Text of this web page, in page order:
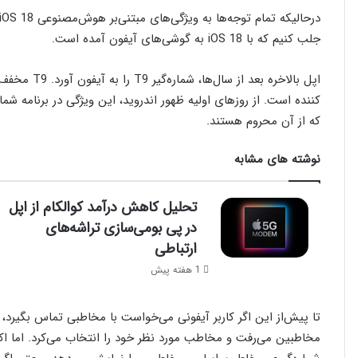
درحالیکه تمام توجه‌ها به ویژگی‌های مبتنی‌بر هوش‌مصنوعی iOS 18
جلب کنیم که با iOS 18 به گوشی‌های آیفون آمده است.
کننده است. از روزهای اولیه ظهور اندروید، این ویژگی در برنامه
که از آن محروم هستند.
نوشته های مشابه
تحلیل کاهش درآمد کوالکام از اپل
در پی بومی‌سازی تراشه‌های
ارتباطی
1 هفته پیش
تا پیش‌از این اگر کاربر آیفونی می‌خواست با مخاطبی تماس
مخاطبین می‌رفت و مخاطب مورد نظر خود را انتخاب می‌کرد. اما